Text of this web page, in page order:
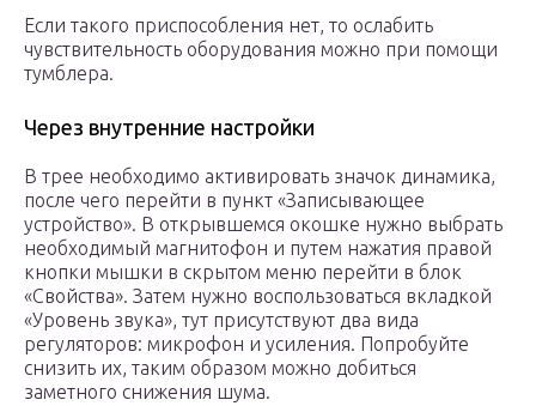
Если такого приспособления нет, то ослабить
чувствительность оборудования можно при помощи
тумблера.
Через внутренние настройки
В трее необходимо активировать значок динамика,
после чего перейти в пункт «Записывающее
устройство». В открывшемся окошке нужно выбрать
необходимый магнитофон и путем нажатия правой
кнопки мышки в скрытом меню перейти в блок
«Свойства». Затем нужно воспользоваться вкладкой
«Уровень звука», тут присутствуют два вида
регуляторов: микрофон и усиления. Попробуйте
снизить их, таким образом можно добиться
заметного снижения шума.